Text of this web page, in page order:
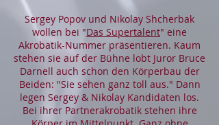
Sergey Popov und Nikolay Shcherbak
wollen bei "Das Supertalent" eine
Akrobatik-Nummer präsentieren. Kaum
stehen sie auf der Bühne lobt Juror Bruce
Darnell auch schon den Körperbau der
Beiden: "Sie sehen ganz toll aus." Dann
legen Sergey & Nikolay Kandidaten los.
Bei ihrer Partnerakrobatik stehen ihre